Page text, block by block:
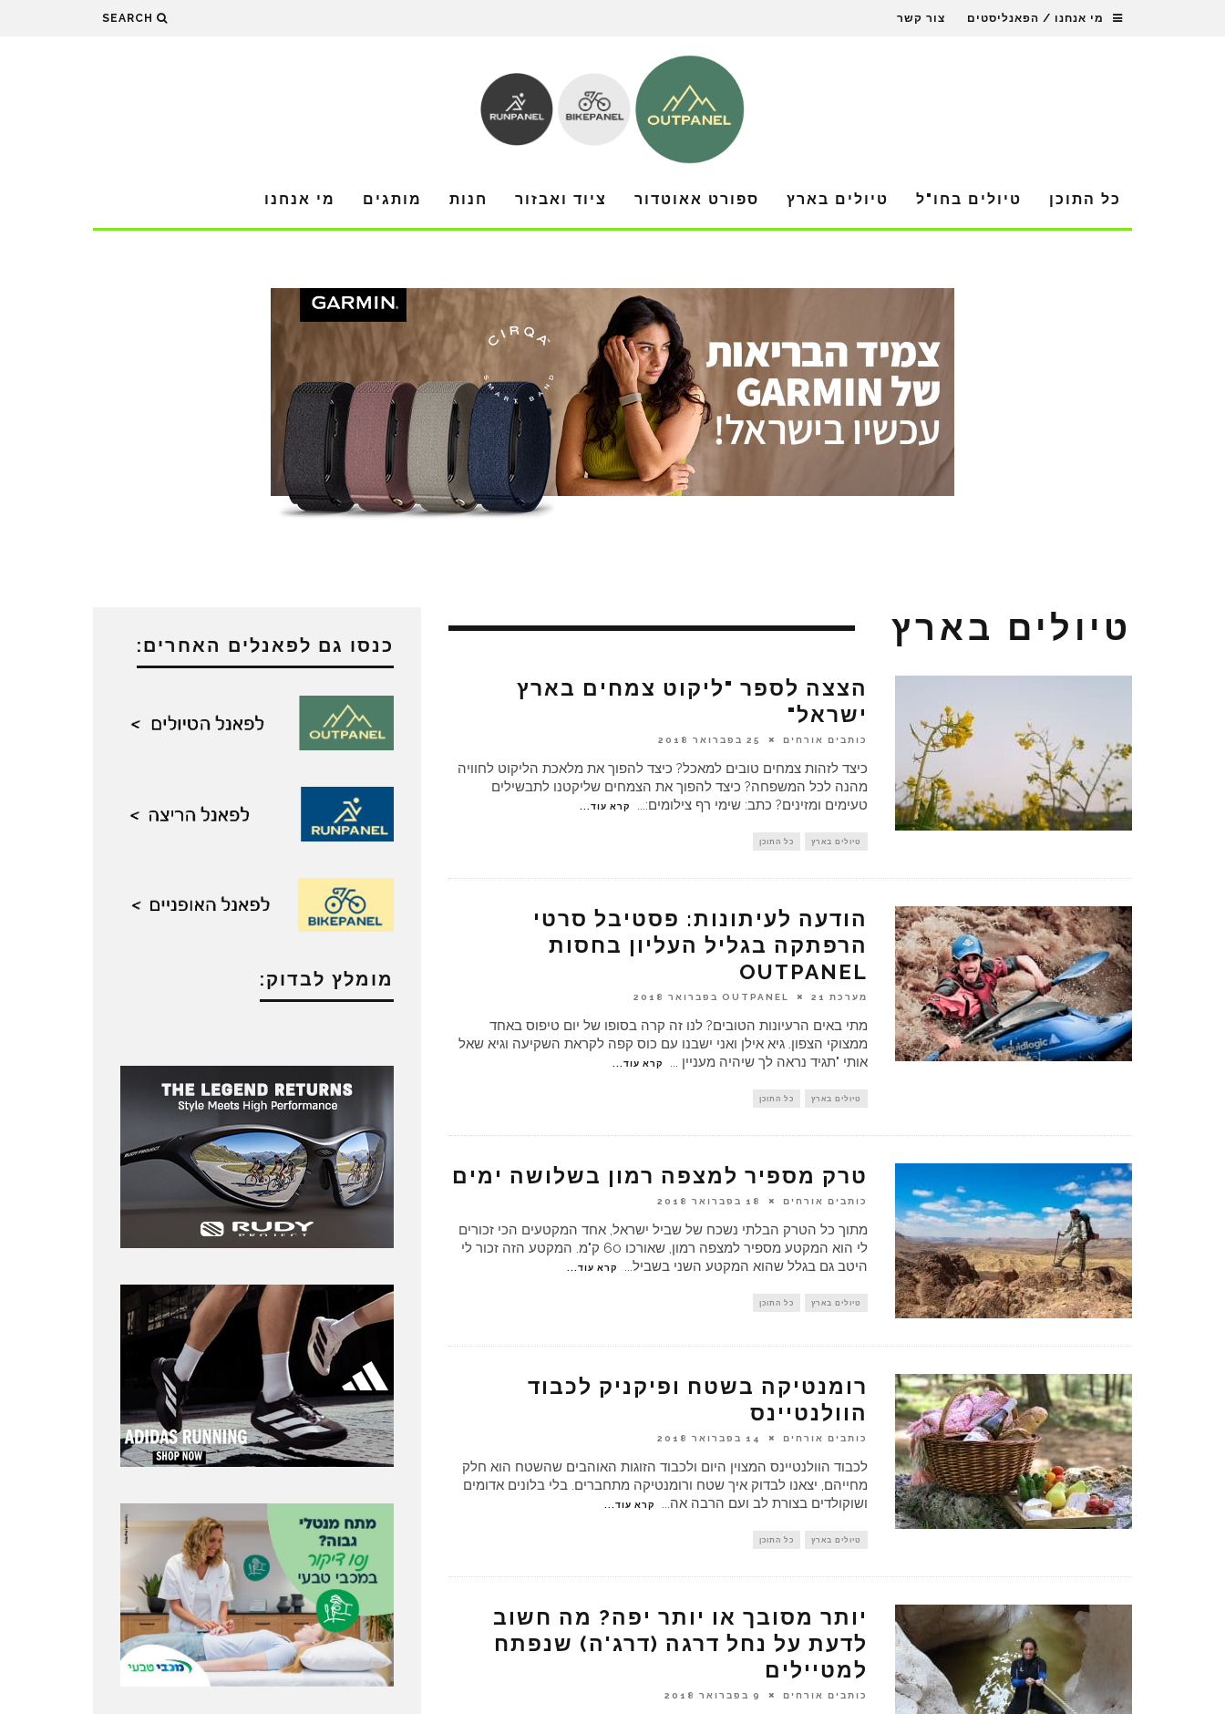
מי אנחנו / הפאנליסטים צור קשר SEARCH
כל התוכן טיולים בחו"ל טיולים בארץ ספורט אאוטדור ציוד ואבזור חנות מותגים מי אנחנו
טיולים בארץ
הצצה לספר "ליקוט צמחים בארץ
ישראל"
כותבים אורחים 25 בפברואר 2018
כיצד לזהות צמחים טובים למאכל? כיצד להפוך את מלאכת הליקוט לחוויה
מהנה לכל המשפחה? כיצד להפוך את הצמחים שליקטנו לתבשילים
טעימים ומזינים? כתב: שימי רף צילומים:... קרא עוד...
טיולים בארץ כל התוכן
הודעה לעיתונות: פסטיבל סרטי
הרפתקה בגליל העליון בחסות
OUTPANEL
מערכת OUTPANEL 21 בפברואר 2018
מתי באים הרעיונות הטובים? לנו זה קרה בסופו של יום טיפוס באחד
ממצוקי הצפון. גיא אילן ואני ישבנו עם כוס קפה לקראת השקיעה וגיא שאל
אותי "תגיד נראה לך שיהיה מעניין ... קרא עוד...
טיולים בארץ כל התוכן
טרק מספיר למצפה רמון בשלושה ימים
כותבים אורחים 18 בפברואר 2018
מתוך כל הטרק הבלתי נשכח של שביל ישראל, אחד המקטעים הכי זכורים
לי הוא המקטע מספיר למצפה רמון, שאורכו 60 ק"מ. המקטע הזה זכור לי
היטב גם בגלל שהוא המקטע השני בשביל... קרא עוד...
טיולים בארץ כל התוכן
רומנטיקה בשטח ופיקניק לכבוד
הוולנטיינס
כותבים אורחים 14 בפברואר 2018
לכבוד הוולנטיינס המצוין היום ולכבוד הזוגות האוהבים שהשטח הוא חלק
מחייהם, יצאנו לבדוק איך שטח ורומנטיקה מתחברים. בלי בלונים אדומים
ושוקולדים בצורת לב ועם הרבה אה... קרא עוד...
טיולים בארץ כל התוכן
יותר מסובך או יותר יפה? מה חשוב
לדעת על נחל דרגה (דרג'ה) שנפתח
למטיילים
כותבים אורחים 9 בפברואר 2018
כנסו גם לפאנלים האחרים:
מומלץ לבדוק: